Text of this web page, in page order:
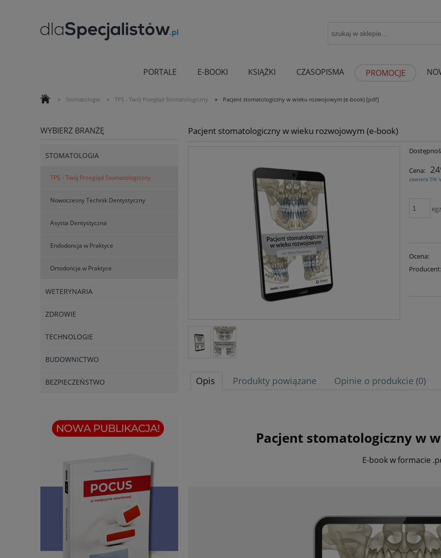
PORTALE E-BOOKI KSIĄŻKI CZASOPISMA PROMOCJE
» Stomatologia » TPS - Twój Przegląd Stomatologiczny » Pacjent stomatologiczny w wieku rozwojowym (e-book) [pdf]
WYBIERZ BRANŻĘ
STOMATOLOGIA
TPS - Twój Przegląd Stomatologiczny
Nowoczesny Technik Dentystyczny
Asysta Dentystyczna
Endodoncja w Praktyce
Ortodoncja w Praktyce
WETERYNARIA
ZDROWIE
TECHNOLOGIE
BUDOWNICTWO
BEZPIECZEŃSTWO
Pacjent stomatologiczny w wieku rozwojowym (e-book)
Cena:
zawiera 5%
Ocena:
Opis Produkty powiązane Opinie o produkcie (0)
Pacjent stomatologiczny w
E-book w formacie